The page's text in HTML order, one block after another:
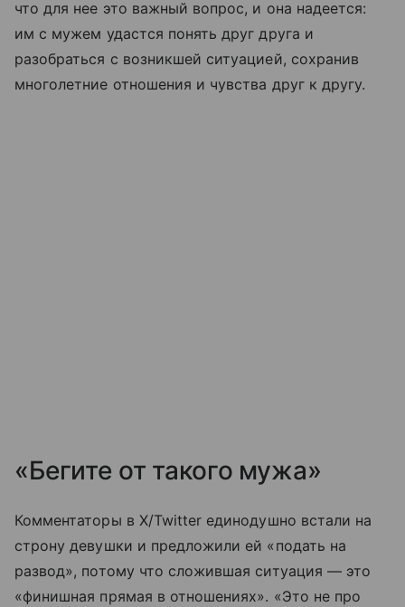
что для нее это важный вопрос, и она надеется:
им с мужем удастся понять друг друга и
разобраться с возникшей ситуацией, сохранив
многолетние отношения и чувства друг к другу.
«Бегите от такого мужа»
Комментаторы в X/Twitter единодушно встали на
строну девушки и предложили ей «подать на
развод», потому что сложившая ситуация — это
«финишная прямая в отношениях». «Это не про